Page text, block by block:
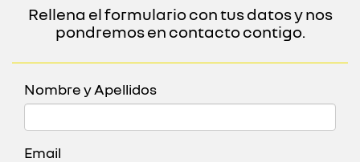
Rellena el formulario con tus datos y nos
pondremos en contacto contigo.
Nombre y Apellidos
Email